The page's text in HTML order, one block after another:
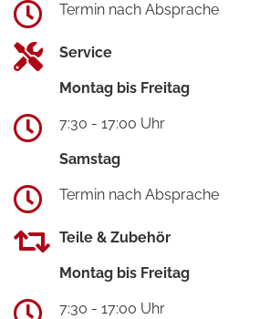
Termin nach Absprache
Service
Montag bis Freitag
7:30 - 17:00 Uhr
Samstag
Termin nach Absprache
Teile & Zubehör
Montag bis Freitag
7:30 - 17:00 Uhr